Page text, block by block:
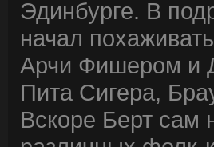
Эдинбурге. В
начал
Арчи Фишером и
Пита Сигера,
Вскоре Берт сам